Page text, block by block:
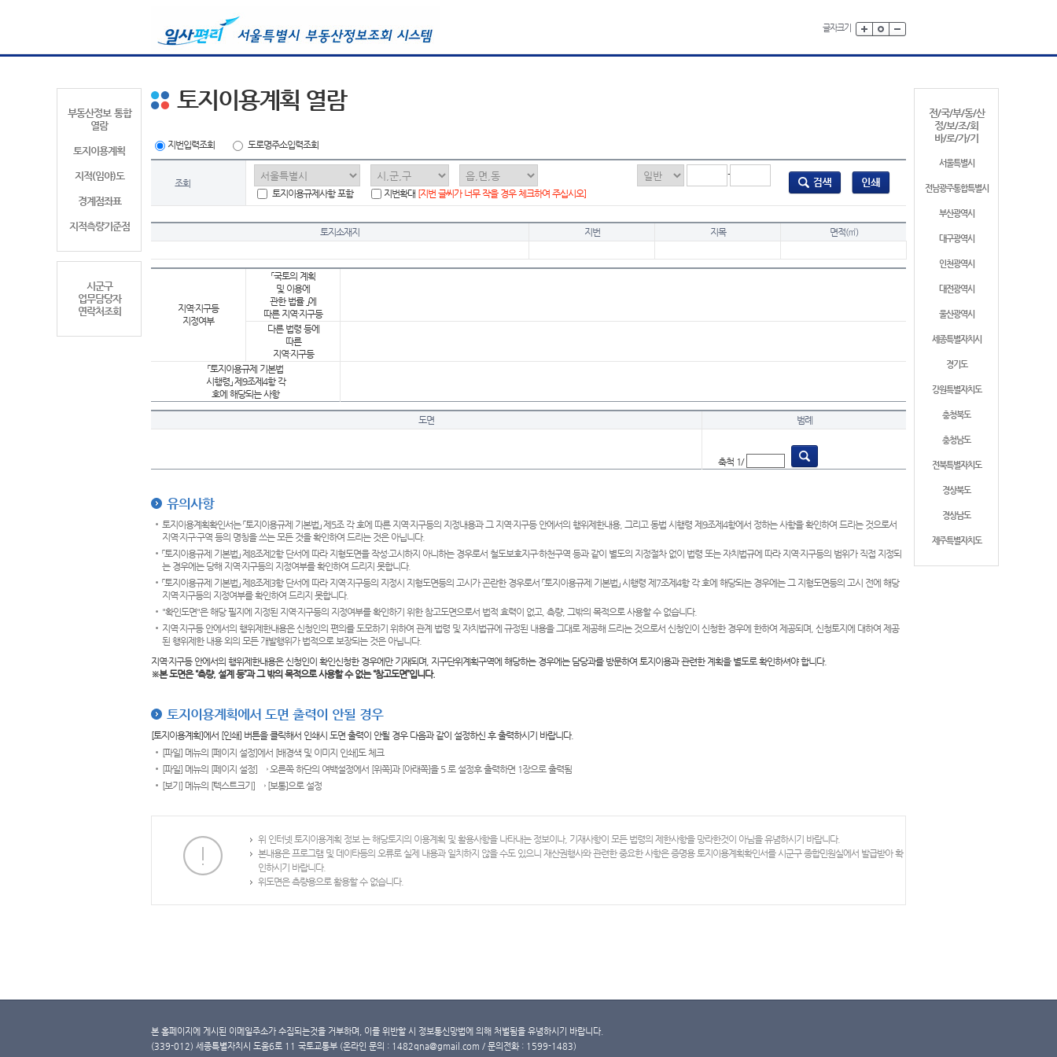
글자크기
부동산정보 통합
열람
토지이용계획
지적(임야)도
경계점좌표
지적측량기준점
시군구
업무담당자
연락처조회
전/국/부/동/산
정/보/조/회
바/로/가/기
서울특별시
전남광주통합특별시
부산광역시
대구광역시
인천광역시
대전광역시
울산광역시
세종특별자치시
경기도
강원특별자치도
충청북도
충청남도
전북특별자치도
경상북도
경상남도
제주특별자치도
토지이용계획 열람
지번입력조회 도로명주소입력조회
조회
-
토지이용규제사항 포함
지번확대 [지번 글씨가 너무 작을 경우 체크하여 주십시오]
토지소재지 지번 지목 면적(㎡)
지역·지구등
지정여부
「국토의 계획
및 이용에
관한 법률 」에
따른 지역·지구등
다른 법령 등에
따른
지역·지구등
「토지이용규제 기본법
시행령」 제9조제4항 각
호에 해당되는 사항
도면 범례
축척 1/
유의사항
토지이용계획확인서는 「토지이용규제 기본법」 제5조 각 호에 따른 지역·지구등의 지정내용과 그 지역·지구등 안에서의 행위제한내용, 그리고 동법 시행령 제9조제4항에서 정하는 사항을 확인하여 드리는 것으로서
지역·지구·구역 등의 명칭을 쓰는 모든 것을 확인하여 드리는 것은 아닙니다.
「토지이용규제 기본법」 제8조제2항 단서에 따라 지형도면을 작성·고시하지 아니하는 경우로서 철도보호지구·하천구역 등과 같이 별도의 지정절차 없이 법령 또는 자치법규에 따라 지역·지구등의 범위가 직접 지정되
는 경우에는 당해 지역·지구등의 지정여부를 확인하여 드리지 못합니다.
「토지이용규제 기본법」 제8조제3항 단서에 따라 지역·지구등의 지정시 지형도면등의 고시가 곤란한 경우로서 「토지이용규제 기본법」 시행령 제7조제4항 각 호에 해당되는 경우에는 그 지형도면등의 고시 전에 해당
지역·지구등의 지정여부를 확인하여 드리지 못합니다.
"확인도면"은 해당 필지에 지정된 지역·지구등의 지정여부를 확인하기 위한 참고도면으로서 법적 효력이 없고, 측량, 그밖의 목적으로 사용할 수 없습니다.
지역·지구등 안에서의 행위제한내용은 신청인의 편의를 도모하기 위하여 관계 법령 및 자치법규에 규정된 내용을 그대로 제공해 드리는 것으로서 신청인이 신청한 경우에 한하여 제공되며, 신청토지에 대하여 제공
된 행위제한 내용 외의 모든 개발행위가 법적으로 보장되는 것은 아닙니다.
지역·지구등 안에서의 행위제한내용은 신청인이 확인신청한 경우에만 기재되며, 지구단위계획구역에 해당하는 경우에는 담당과를 방문하여 토지이용과 관련한 계획을 별도로 확인하셔야 합니다.
※본 도면은“측량, 설계 등”과 그 밖의 목적으로 사용할 수 없는 “참고도면”입니다.
토지이용계획에서 도면 출력이 안될 경우
[토지이용계획]에서 [인쇄] 버튼을 클릭해서 인쇄시 도면 출력이 안될 경우 다음과 같이 설정하신 후 출력하시기 바랍니다.
[파일] 메뉴의 [페이지 설정]에서 [배경색 및 이미지 인쇄]도 체크
[파일] 메뉴의 [페이지 설정] → 오른쪽 하단의 여백설정에서 [위쪽]과 [아래쪽]을 5 로 설정후 출력하면 1장으로 출력됨
[보기] 메뉴의 [텍스트크기] → [보통]으로 설정
위 인터넷 토지이용계획 정보 는 해당토지의 이용계획 및 활용사항을 나타내는 정보이나, 기재사항이 모든 법령의 제한사항을 망라한것이 아님을 유념하시기 바랍니다.
본내용은 프로그램 및 데이타등의 오류로 실제 내용과 일치하지 않을 수도 있으니 재산권행사와 관련한 중요한 사항은 증명용 토지이용계획확인서를 시군구 종합민원실에서 발급받아 확
인하시기 바랍니다.
위도면은 측량용으로 활용할 수 없습니다.
본 홈페이지에 게시된 이메일주소가 수집되는것을 거부하며, 이를 위반할 시 정보통신망법에 의해 처벌됨을 유념하시기 바랍니다.
(339-012) 세종특별자치시 도움6로 11 국토교통부 (온라인 문의 : 1482qna@gmail.com / 문의전화 : 1599-1483)